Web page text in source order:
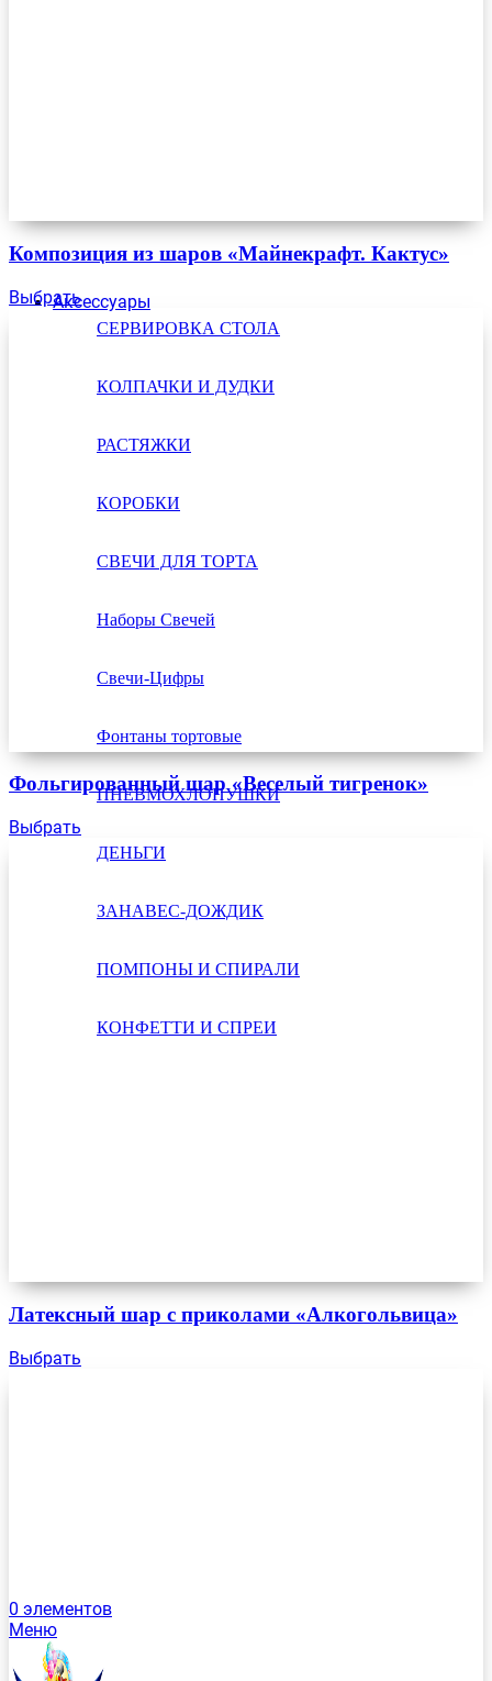
Аксессуары
СЕРВИРОВКА СТОЛА
КОЛПАЧКИ И ДУДКИ
РАСТЯЖКИ
КОРОБКИ
СВЕЧИ ДЛЯ ТОРТА
Наборы Свечей
Свечи-Цифры
Фонтаны тортовые
ПНЕВМОХЛОПУШКИ
ДЕНЬГИ
ЗАНАВЕС-ДОЖДИК
ПОМПОНЫ И СПИРАЛИ
КОНФЕТТИ И СПРЕИ
0 элементов
Меню
Композиция из шаров «Майнекрафт. Кактус»
Выбрать
Фольгированный шар «Веселый тигренок»
Выбрать
Латексный шар с приколами «Алкогольвица»
Выбрать